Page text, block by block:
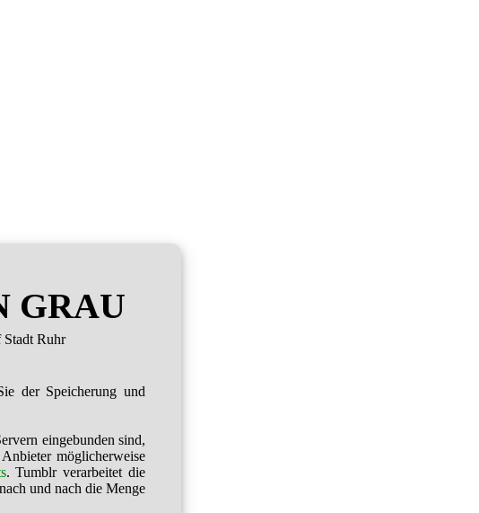
GRAU
Ruhr
der Speicherung und
eingebunden sind,
möglicherweise
. Tumblr verarbeitet die
und nach die Menge